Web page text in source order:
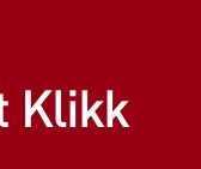
Klikk